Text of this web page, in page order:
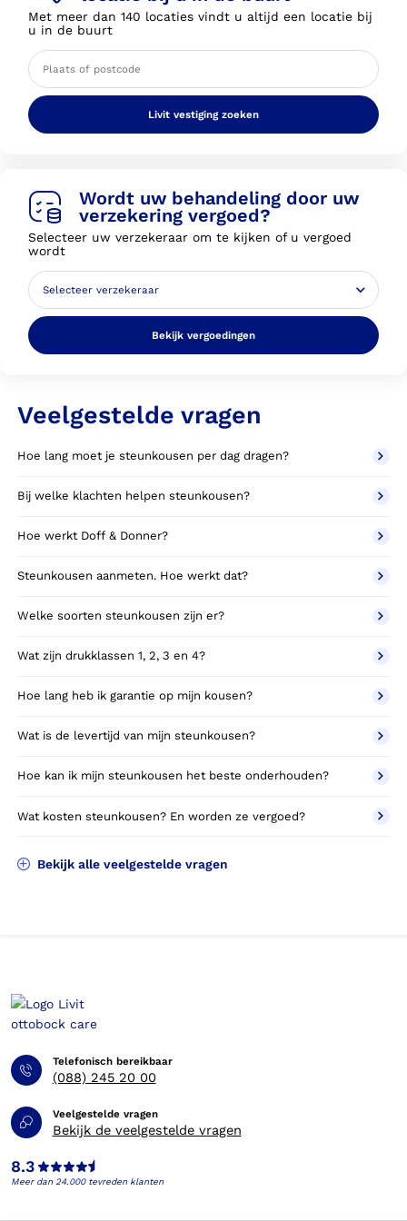
Met meer dan 140 locaties vindt u altijd een locatie bij
u in de buurt
Livit vestiging zoeken
Wordt uw behandeling door uw
verzekering vergoed?
Selecteer uw verzekeraar om te kijken of u vergoed
wordt
Bekijk vergoedingen
Veelgestelde vragen
Hoe lang moet je steunkousen per dag dragen?
Bij welke klachten helpen steunkousen?
Hoe werkt Doff & Donner?
Steunkousen aanmeten. Hoe werkt dat?
Welke soorten steunkousen zijn er?
Wat zijn drukklassen 1, 2, 3 en 4?
Hoe lang heb ik garantie op mijn kousen?
Wat is de levertijd van mijn steunkousen?
Hoe kan ik mijn steunkousen het beste onderhouden?
Wat kosten steunkousen? En worden ze vergoed?
Bekijk alle veelgestelde vragen
Telefonisch bereikbaar
(088) 245 20 00
Veelgestelde vragen
Bekijk de veelgestelde vragen
8.3
Meer dan 24.000 tevreden klanten